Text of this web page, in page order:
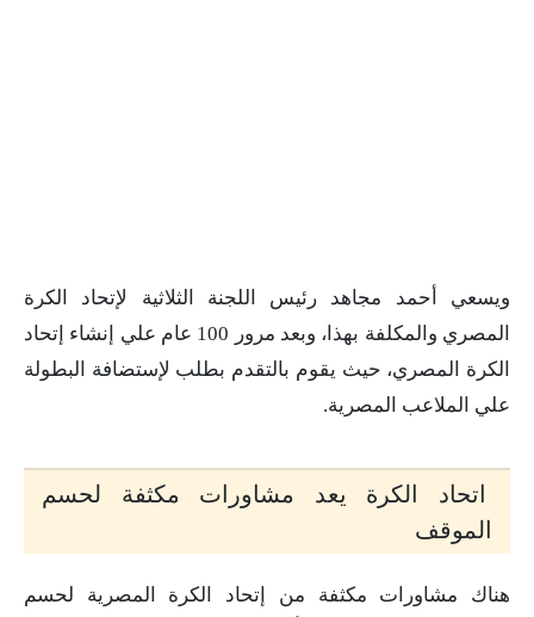
ويسعي أحمد مجاهد رئيس اللجنة الثلاثية لإتحاد الكرة
المصري والمكلفة بهذا، وبعد مرور 100 عام علي إنشاء إتحاد
الكرة المصري، حيث يقوم بالتقدم بطلب لإستضافة البطولة
علي الملاعب المصرية.
اتحاد الكرة يعد مشاورات مكثفة لحسم
الموقف
هناك مشاورات مكثفة من إتحاد الكرة المصرية لحسم